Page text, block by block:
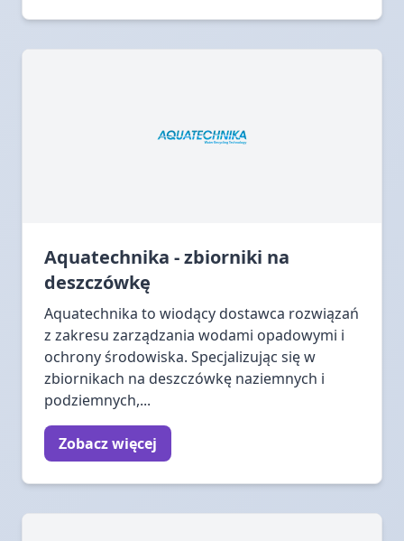
Aquatechnika - zbiorniki na
deszczówkę
Aquatechnika to wiodący dostawca rozwiązań
z zakresu zarządzania wodami opadowymi i
ochrony środowiska. Specjalizując się w
zbiornikach na deszczówkę naziemnych i
podziemnych,...
Zobacz więcej